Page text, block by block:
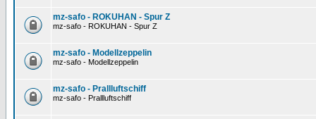
mz-safo - ROKUHAN - Spur Z
mz-safo - ROKUHAN - Spur Z
mz-safo - Modellzeppelin
mz-safo - Modellzeppelin
mz-safo - Prallluftschiff
mz-safo - Prallluftschiff